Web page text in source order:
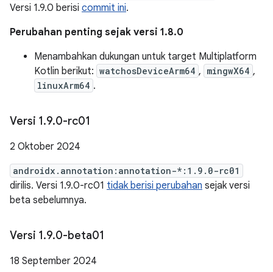
Versi 1.9.0 berisi commit ini.
Perubahan penting sejak versi 1.8.0
Menambahkan dukungan untuk target Multiplatform
Kotlin berikut: watchosDeviceArm64 , mingwX64 ,
linuxArm64 .
Versi 1.9.0-rc01
2 Oktober 2024
androidx.annotation:annotation-*:1.9.0-rc01
dirilis. Versi 1.9.0-rc01 tidak berisi perubahan sejak versi
beta sebelumnya.
Versi 1.9.0-beta01
18 September 2024